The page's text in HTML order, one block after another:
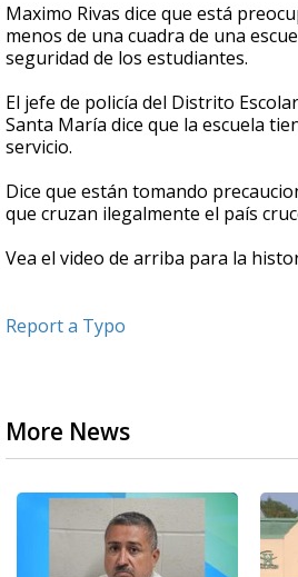
Maximo Rivas dice que está
menos de una cuadra de una
seguridad de los estudiantes.
El jefe de policía del Distrito
Santa María dice que la escuela
servicio.
Dice que están tomando
que cruzan ilegalmente el país
Vea el video de arriba para la
Report a Typo
More News